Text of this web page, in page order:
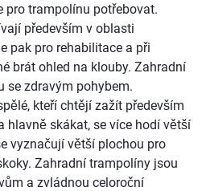
pro trampolínu potřebovat.
především v oblasti
pak pro rehabilitace a při
brát ohled na klouby. Zahradní
se zdravým pohybem.
kteří chtějí zažít především
hlavně skákat, se více hodí větší
vyznačují větší plochou pro
Zahradní trampolíny jsou
a zvládnou celoroční